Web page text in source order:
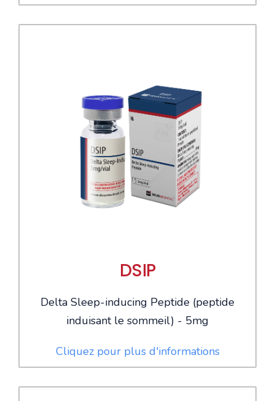
DSIP
Delta Sleep-inducing Peptide (peptide
induisant le sommeil) - 5mg
Cliquez pour plus d'informations